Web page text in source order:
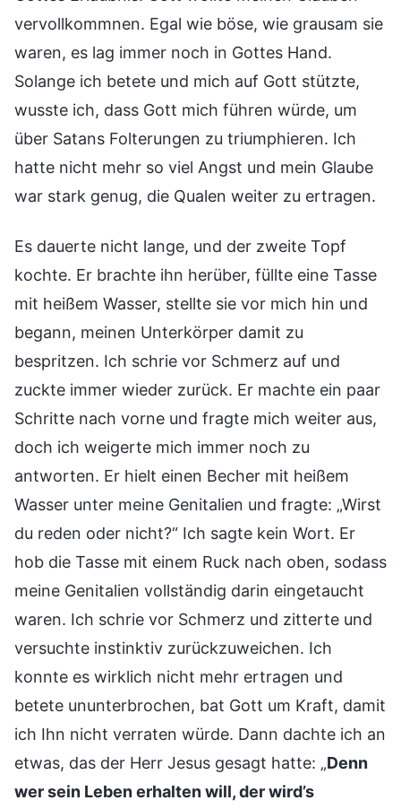
vervollkommnen. Egal wie böse, wie grausam sie
waren, es lag immer noch in Gottes Hand.
Solange ich betete und mich auf Gott stützte,
wusste ich, dass Gott mich führen würde, um
über Satans Folterungen zu triumphieren. Ich
hatte nicht mehr so viel Angst und mein Glaube
war stark genug, die Qualen weiter zu ertragen.
Es dauerte nicht lange, und der zweite Topf
kochte. Er brachte ihn herüber, füllte eine Tasse
mit heißem Wasser, stellte sie vor mich hin und
begann, meinen Unterkörper damit zu
bespritzen. Ich schrie vor Schmerz auf und
zuckte immer wieder zurück. Er machte ein paar
Schritte nach vorne und fragte mich weiter aus,
doch ich weigerte mich immer noch zu
antworten. Er hielt einen Becher mit heißem
Wasser unter meine Genitalien und fragte: „Wirst
du reden oder nicht?“ Ich sagte kein Wort. Er
hob die Tasse mit einem Ruck nach oben, sodass
meine Genitalien vollständig darin eingetaucht
waren. Ich schrie vor Schmerz und zitterte und
versuchte instinktiv zurückzuweichen. Ich
konnte es wirklich nicht mehr ertragen und
betete ununterbrochen, bat Gott um Kraft, damit
ich Ihn nicht verraten würde. Dann dachte ich an
etwas, das der Herr Jesus gesagt hatte: „Denn
wer sein Leben erhalten will, der wird’s